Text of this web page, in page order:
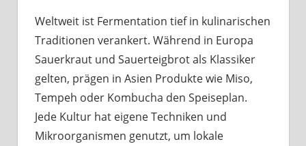
Weltweit ist Fermentation tief in kulinarischen
Traditionen verankert. Während in Europa
Sauerkraut und Sauerteigbrot als Klassiker
gelten, prägen in Asien Produkte wie Miso,
Tempeh oder Kombucha den Speiseplan.
Jede Kultur hat eigene Techniken und
Mikroorganismen genutzt, um lokale